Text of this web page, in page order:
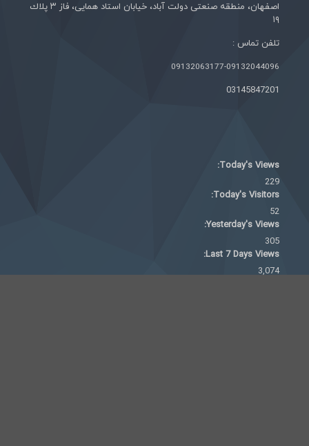
اصفهان، منطقه صنعتی دولت آباد، خيابان استاد همايی، فاز ٣ پلاك
١٩
تلفن تماس :
09132063177-09132044096
03145847201
Today's Views:
229
Today's Visitors:
52
Yesterday's Views:
305
Last 7 Days Views:
3,074